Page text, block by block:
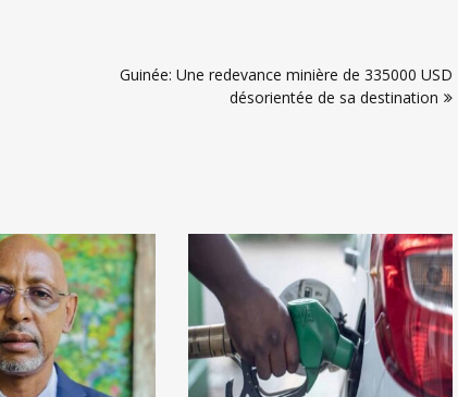
Guinée: Une redevance minière de 335000 USD
désorientée de sa destination